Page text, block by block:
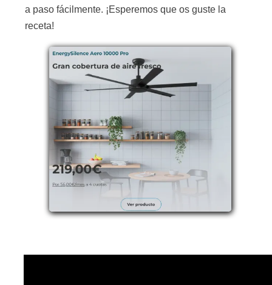
a paso fácilmente. ¡Esperemos que os guste la
receta!